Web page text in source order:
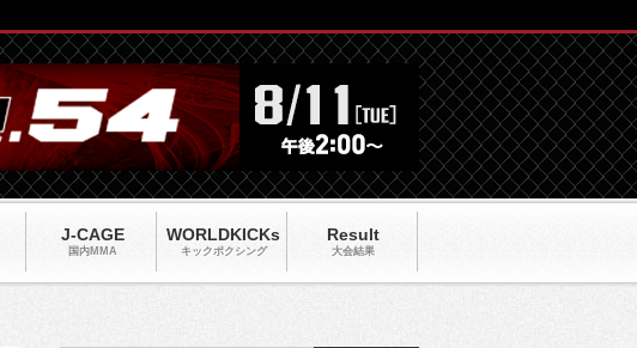
J-CAGE
国内MMA
WORLDKICKs
キックポクシング
Result
大会結果